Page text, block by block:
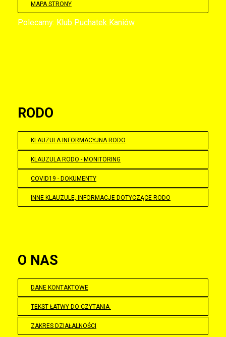
MAPA STRONY
Polecamy: Klub Puchatek Kaniów
RODO
KLAUZULA INFORMACYJNA RODO
KLAUZULA RODO - MONITORING
COVID19 - DOKUMENTY
INNE KLAUZULE, INFORMACJE DOTYCZĄCE RODO
O NAS
DANE KONTAKTOWE
TEKST ŁATWY DO CZYTANIA
ZAKRES DZIAŁALNOŚCI